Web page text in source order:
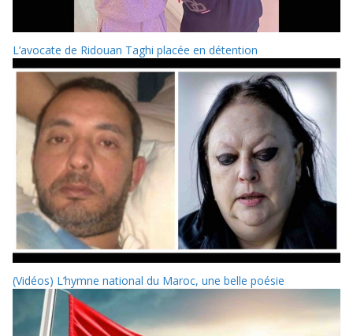
L’avocate de Ridouan Taghi placée en détention
(Vidéos) L’hymne national du Maroc, une belle poésie